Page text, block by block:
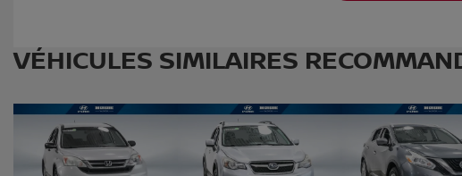
VÉHICULES SIMILAIRES